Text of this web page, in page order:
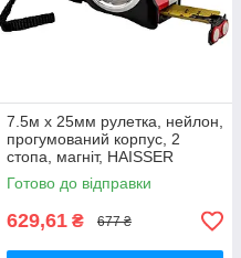
7.5м x 25мм рулетка, нейлон,
прогумований корпус, 2
стопа, магніт, HAISSER
Compact
Готово до відправки
629,61 ₴ 677 ₴